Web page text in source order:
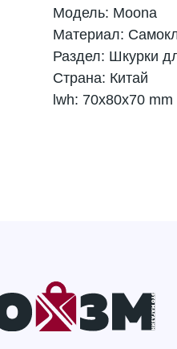
Модель: Moona
Материал:
Раздел: Шкурки
Страна: Китай
lwh: 70x80x70 mm